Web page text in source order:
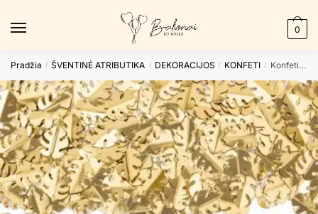
0
Pradžia / ŠVENTINĖ ATRIBUTIKA / DEKORACIJOS / KONFETI / Konfeti METALLIC LEAFS GOLD